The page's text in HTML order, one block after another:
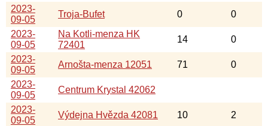
2023-
09-05
Troja-Bufet 0
0
2023-
09-05
Na Kotli-menza HK
72401
14
0
2023-
09-05
Arnošta-menza 12051 71
0
2023-
09-05
Centrum Krystal 42062
2023-
09-05
Výdejna Hvězda 42081 10
2